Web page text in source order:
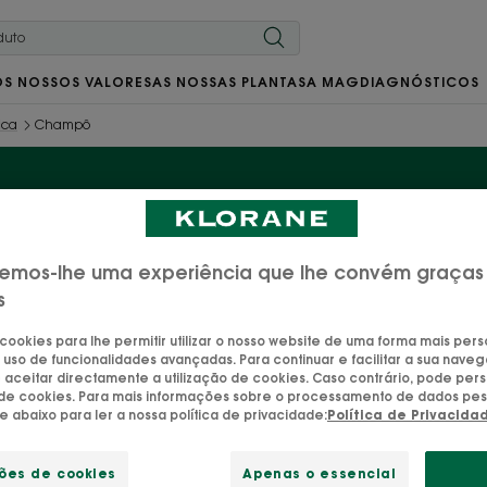
NOSSOS VALORESAS NOSSAS PLANTASA MAG DIAGNÓSTICOS
Champô
Champô
do que ver caspa na sua camisola… Ainda
seca, seja oleosa, é possível livrar-se dela com o
com capuchinha biológica, que elimina a caspa e
lhe uma experiência que lhe convém
para lhe permitir utilizar o nosso website de uma forma mais
de funcionalidades avançadas. Para continuar e facilitar a sua
aceitar directamente a utilização de cookies. Caso contrário, pode
cookies. Para mais informações sobre o processamento de dados
abaixo para ler a nossa política de privacidade:Política de
de cookies Apenas o essencial